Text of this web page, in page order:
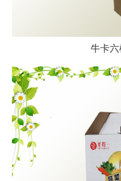
牛卡